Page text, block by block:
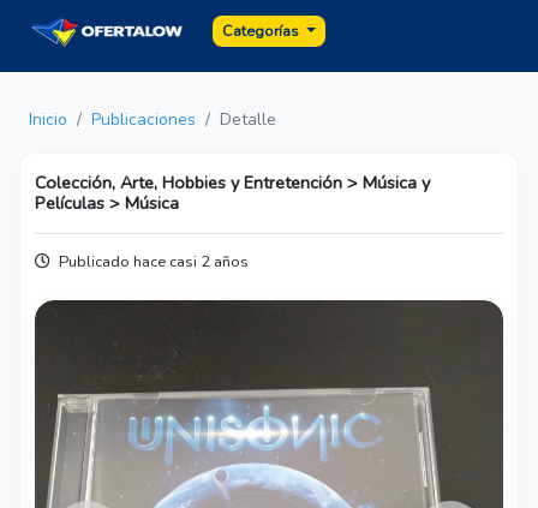
Categorías
Inicio Publicaciones Detalle
Colección, Arte, Hobbies y Entretención > Música y
Películas > Música
Publicado hace casi 2 años